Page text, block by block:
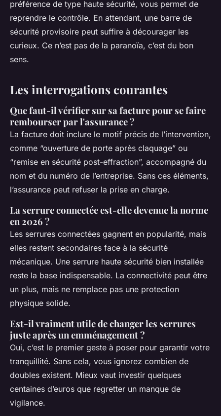
préférence de type haute sécurité, vous permet de
reprendre le contrôle. En attendant, une barre de
sécurité provisoire peut suffire à décourager les
curieux. Ce n’est pas de la paranoïa, c’est du bon
sens.
Les interrogations courantes
Que faut-il vérifier sur sa facture pour se faire
rembourser par l'assurance ?
La facture doit inclure le motif précis de l’intervention,
comme “ouverture de porte après claquage” ou
“remise en sécurité post-effraction”, accompagné du
nom et du numéro de l’entreprise. Sans ces éléments,
l’assurance peut refuser la prise en charge.
La serrure connectée est-elle devenue la norme
en 2026 ?
Les serrures connectées gagnent en popularité, mais
elles restent secondaires face à la sécurité
mécanique. Une serrure haute sécurité bien installée
reste la base indispensable. La connectivité peut être
un plus, mais ne remplace pas une protection
physique solide.
Est-il vraiment utile de changer les serrures
juste après un emménagement ?
Oui, c’est le premier geste à poser pour garantir votre
tranquillité. Sans cela, vous ignorez combien de
doubles existent. Mieux vaut investir quelques
centaines d’euros que regretter un manque de
vigilance.